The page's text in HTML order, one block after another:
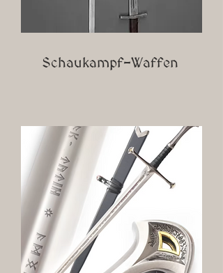
Schaukampf-Waffen